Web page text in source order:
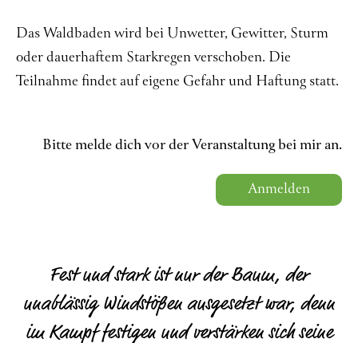
Das Waldbaden wird bei Unwetter, Gewitter, Sturm
oder dauerhaftem Starkregen verschoben. Die
Teilnahme findet auf eigene Gefahr und Haftung statt.
Bitte melde dich vor der Veranstaltung bei mir an.
Anmelden
Fest und stark ist nur der Baum, der
unablässig Windstößen ausgesetzt war, denn
im Kampf festigen und verstärken sich seine